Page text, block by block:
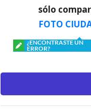
sólo
FOTO
¿ENCONTRASTE UN
ERROR?